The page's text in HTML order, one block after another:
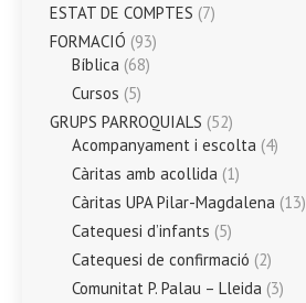
ESTAT DE COMPTES (7)
FORMACIÓ (93)
Bíblica (68)
Cursos (5)
GRUPS PARROQUIALS (52)
Acompanyament i escolta (4)
Càritas amb acollida (1)
Càritas UPA Pilar-Magdalena (13)
Catequesi d’infants (5)
Catequesi de confirmació (2)
Comunitat P. Palau – Lleida (3)